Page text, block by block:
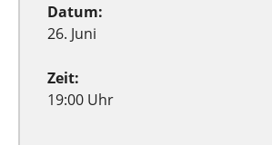
Datum:
26. Juni
Zeit:
19:00 Uhr